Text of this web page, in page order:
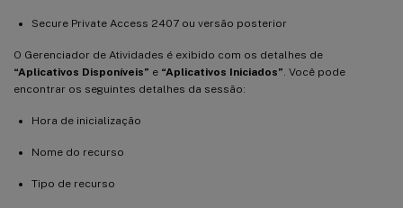
Secure Private Access 2407 ou versão posterior
O Gerenciador de Atividades é exibido com os detalhes de
“Aplicativos Disponíveis” e “Aplicativos Iniciados”. Você pode
encontrar os seguintes detalhes da sessão:
Hora de inicialização
Nome do recurso
Tipo de recurso